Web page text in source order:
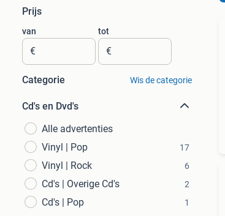
Prijs
van
€
tot
€
Categorie Wis de categorie
Cd's en Dvd's
Alle advertenties
Vinyl | Pop
17
Vinyl | Rock 6
Cd's | Overige Cd's 2
Cd's | Pop 1